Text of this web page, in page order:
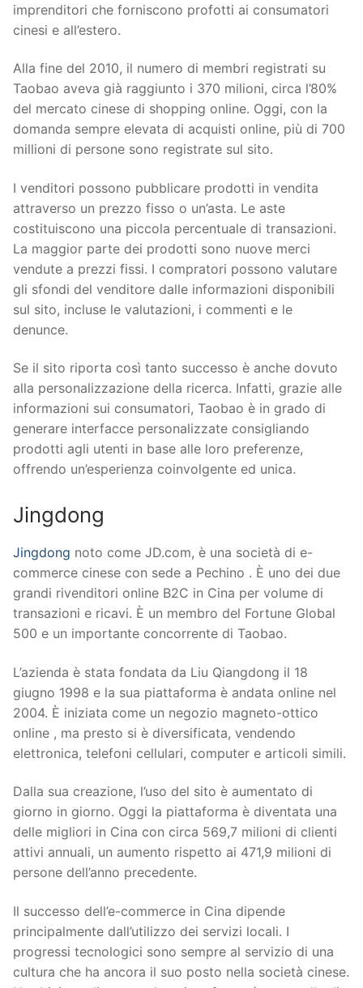
imprenditori che forniscono profotti ai consumatori
cinesi e all’estero.
Alla fine del 2010, il numero di membri registrati su
Taobao aveva già raggiunto i 370 milioni, circa l’80%
del mercato cinese di shopping online. Oggi, con la
domanda sempre elevata di acquisti online, più di 700
millioni di persone sono registrate sul sito.
I venditori possono pubblicare prodotti in vendita
attraverso un prezzo fisso o un’asta. Le aste
costituiscono una piccola percentuale di transazioni.
La maggior parte dei prodotti sono nuove merci
vendute a prezzi fissi. I compratori possono valutare
gli sfondi del venditore dalle informazioni disponibili
sul sito, incluse le valutazioni, i commenti e le
denunce.
Se il sito riporta così tanto successo è anche dovuto
alla personalizzazione della ricerca. Infatti, grazie alle
informazioni sui consumatori, Taobao è in grado di
generare interfacce personalizzate consigliando
prodotti agli utenti in base alle loro preferenze,
offrendo un’esperienza coinvolgente ed unica.
Jingdong
Jingdong noto come JD.com, è una società di e-
commerce cinese con sede a Pechino . È uno dei due
grandi rivenditori online B2C in Cina per volume di
transazioni e ricavi. È un membro del Fortune Global
500 e un importante concorrente di Taobao.
L’azienda è stata fondata da Liu Qiangdong il 18
giugno 1998 e la sua piattaforma è andata online nel
2004. È iniziata come un negozio magneto-ottico
online , ma presto si è diversificata, vendendo
elettronica, telefoni cellulari, computer e articoli simili.
Dalla sua creazione, l’uso del sito è aumentato di
giorno in giorno. Oggi la piattaforma è diventata una
delle migliori in Cina con circa 569,7 milioni di clienti
attivi annuali, un aumento rispetto ai 471,9 milioni di
persone dell’anno precedente.
Il successo dell’e-commerce in Cina dipende
principalmente dall’utilizzo dei servizi locali. I
progressi tecnologici sono sempre al servizio di una
cultura che ha ancora il suo posto nella società cinese.